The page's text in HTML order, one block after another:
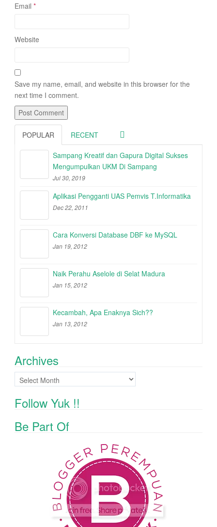
Email *
Website
Save my name, email, and website in this browser for the
next time I comment.
POPULAR RECENT
Sampang Kreatif dan Gapura Digital Sukses
Mengumpulkan UKM Di Sampang
Jul 30, 2019
Aplikasi Pengganti UAS Pemvis T.Informatika
Dec 22, 2011
Cara Konversi Database DBF ke MySQL
Jan 19, 2012
Naik Perahu Aselole di Selat Madura
Jan 15, 2012
Kecambah, Apa Enaknya Sich??
Jan 13, 2012
Archives
Archives
Follow Yuk !!
Be Part Of